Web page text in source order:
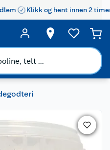
Klikk og hent innen 2